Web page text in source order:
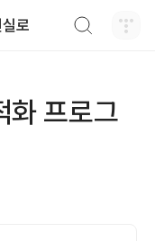
로
화 프로그